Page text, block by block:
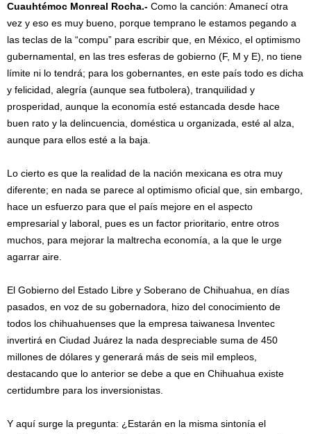
Cuauhtémoc Monreal Rocha.- Como la canción: Amanecí otra
vez y eso es muy bueno, porque temprano le estamos pegando a
las teclas de la “compu” para escribir que, en México, el optimismo
gubernamental, en las tres esferas de gobierno (F, M y E), no tiene
límite ni lo tendrá; para los gobernantes, en este país todo es dicha
y felicidad, alegría (aunque sea futbolera), tranquilidad y
prosperidad, aunque la economía esté estancada desde hace
buen rato y la delincuencia, doméstica u organizada, esté al alza,
aunque para ellos esté a la baja.
Lo cierto es que la realidad de la nación mexicana es otra muy
diferente; en nada se parece al optimismo oficial que, sin embargo,
hace un esfuerzo para que el país mejore en el aspecto
empresarial y laboral, pues es un factor prioritario, entre otros
muchos, para mejorar la maltrecha economía, a la que le urge
agarrar aire.
El Gobierno del Estado Libre y Soberano de Chihuahua, en días
pasados, en voz de su gobernadora, hizo del conocimiento de
todos los chihuahuenses que la empresa taiwanesa Inventec
invertirá en Ciudad Juárez la nada despreciable suma de 450
millones de dólares y generará más de seis mil empleos,
destacando que lo anterior se debe a que en Chihuahua existe
certidumbre para los inversionistas.
Y aquí surge la pregunta: ¿Estarán en la misma sintonía el